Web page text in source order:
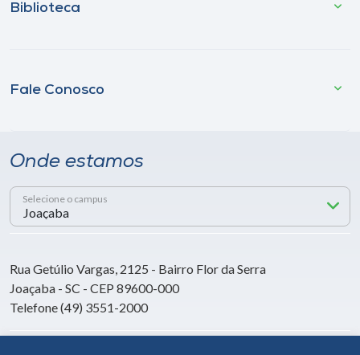
Biblioteca
Fale Conosco
Onde estamos
Selecione o campus
Rua Getúlio Vargas, 2125 - Bairro Flor da Serra
Joaçaba - SC - CEP 89600-000
Telefone (49) 3551-2000